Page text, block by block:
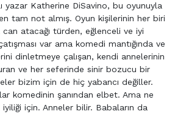
yazar Katherine DiSavino, bu oyunuyla
tam not almış. Oyun kişilerinin her biri
can atacağı türden, eğlenceli ve iyi
var ama komedi mantığında ve
dinletmeye çalışan, kendi annelerinin
ve her seferinde sinir bozucu bir
bizim için de hiç yabancı değiller.
komedinin şanından elbet. Ama ne
iyiliği için. Anneler bilir. Babaların da